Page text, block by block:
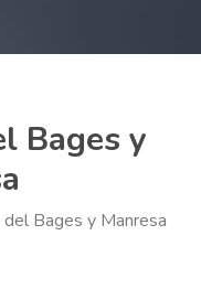
Bages y
Bages y Manresa